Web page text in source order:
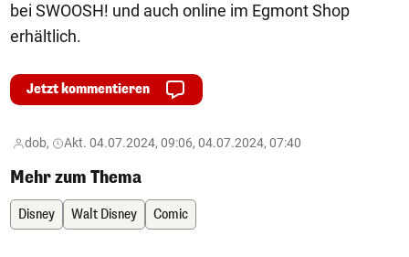
bei SWOOSH! und auch online im Egmont Shop
erhältlich.
Jetzt kommentieren
dob, Akt. 04.07.2024, 09:06, 04.07.2024, 07:40
Mehr zum Thema
Disney Walt Disney Comic